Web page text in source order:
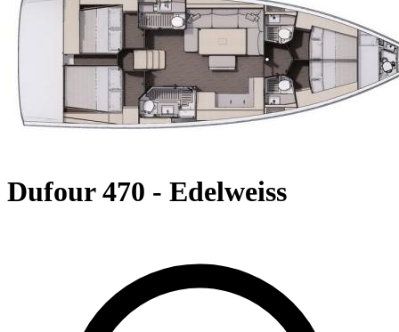
Dufour 470 - Edelweiss